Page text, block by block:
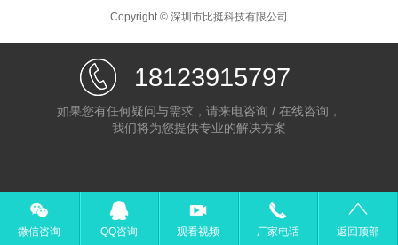
Copyright © 深圳市比挺科技有限公司
18123915797
如果您有任何疑问与需求，请来电咨询 / 在线咨询，
我们将为您提供专业的解决方案
微信咨询 QQ咨询 观看视频 厂家电话 返回顶部